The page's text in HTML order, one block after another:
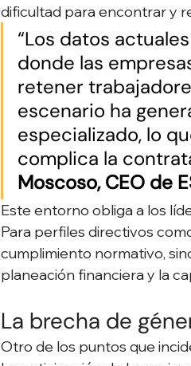
dificultad para encontrar y
“Los datos
donde las
retener
escenario ha
especializado, lo
complica la
Moscoso, CEO de
Este entorno obliga a los
Para perfiles directivos
cumplimiento normativo,
planeación financiera y la
La brecha de
Otro de los puntos que